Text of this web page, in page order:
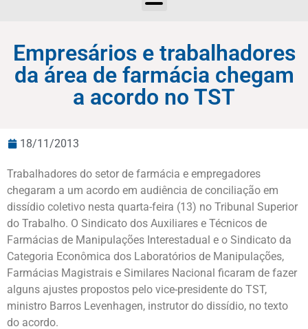
Empresários e trabalhadores
da área de farmácia chegam
a acordo no TST
18/11/2013
Trabalhadores do setor de farmácia e empregadores
chegaram a um acordo em audiência de conciliação em
dissídio coletivo nesta quarta-feira (13) no Tribunal Superior
do Trabalho. O Sindicato dos Auxiliares e Técnicos de
Farmácias de Manipulações Interestadual e o Sindicato da
Categoria Econômica dos Laboratórios de Manipulações,
Farmácias Magistrais e Similares Nacional ficaram de fazer
alguns ajustes propostos pelo vice-presidente do TST,
ministro Barros Levenhagen, instrutor do dissídio, no texto
do acordo.